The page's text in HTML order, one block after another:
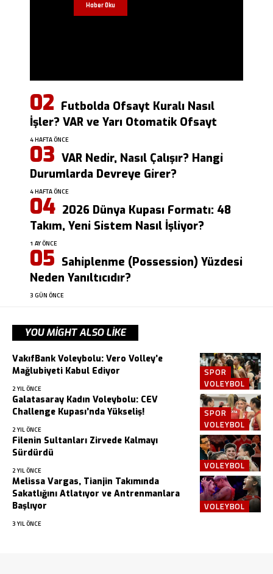
Haber Oku
Futbolda Ofsayt Kuralı Nasıl
İşler? VAR ve Yarı Otomatik Ofsayt
4 HAFTA ÖNCE
VAR Nedir, Nasıl Çalışır? Hangi
Durumlarda Devreye Girer?
4 HAFTA ÖNCE
2026 Dünya Kupası Formatı: 48
Takım, Yeni Sistem Nasıl İşliyor?
1 AY ÖNCE
Sahiplenme (Possession) Yüzdesi
Neden Yanıltıcıdır?
3 GÜN ÖNCE
YOU MIGHT ALSO LIKE
SPOR
VOLEYBOL
VakıfBank Voleybolu: Vero Volley’e
Mağlubiyeti Kabul Ediyor
2 YIL ÖNCE
SPOR
VOLEYBOL
Galatasaray Kadın Voleybolu: CEV
Challenge Kupası’nda Yükseliş!
2 YIL ÖNCE
VOLEYBOL
Filenin Sultanları Zirvede Kalmayı
Sürdürdü
2 YIL ÖNCE
VOLEYBOL
Melissa Vargas, Tianjin Takımında
Sakatlığını Atlatıyor ve Antrenmanlara
Başlıyor
3 YIL ÖNCE